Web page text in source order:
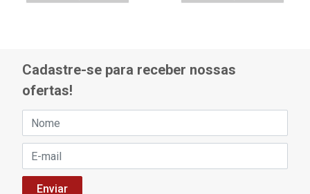
Cadastre-se para receber nossas
ofertas!